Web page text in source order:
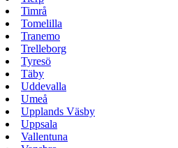
Timrå
Tomelilla
Tranemo
Trelleborg
Tyresö
Täby
Uddevalla
Umeå
Upplands Väsby
Uppsala
Vallentuna